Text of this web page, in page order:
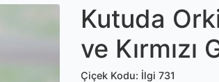
Kutuda
ve Kırmızı
Çiçek Kodu: İlgi 731